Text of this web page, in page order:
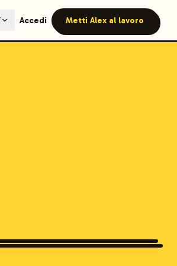
with GEO optimization built-in.
Accedi Metti Alex al lavoro